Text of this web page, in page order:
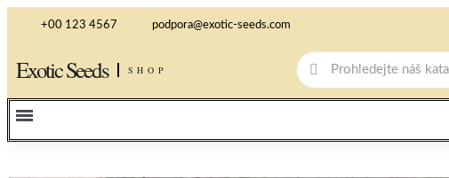
+00 123 4567 podpora@exotic-seeds.com
Exotic Seeds SHOP